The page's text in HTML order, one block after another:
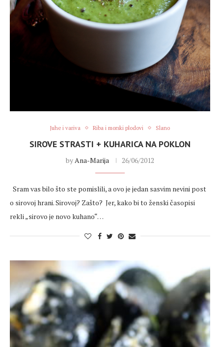
Juhe i variva Riba i morski plodovi Slano
SIROVE STRASTI + KUHARICA NA POKLON
by Ana-Marija 26/06/2012
Sram vas bilo što ste pomislili, a ovo je jedan sasvim nevini post
o sirovoj hrani. Sirovoj? Zašto? Jer, kako bi to ženski časopisi
rekli „sirovo je novo kuhano“…